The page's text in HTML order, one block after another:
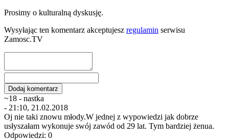
Prosimy o kulturalną dyskusję.
Wysyłając ten komentarz akceptujesz regulamin serwisu
Zamosc.TV
~18 - nastka
- 21:10, 21.02.2018
Oj nie taki znowu młody.W jednej z wypowiedzi jak dobrze
usłyszałam wykonuje swój zawód od 29 lat. Tym bardziej żenua.
Odpowiedzi: 0